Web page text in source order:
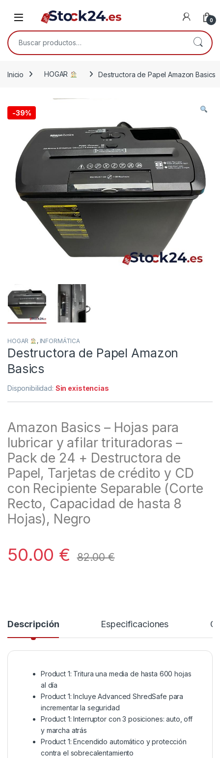
Open 0
Buscar por:
Inicio HOGAR Destructora de Papel Amazon Basics
-39%
HOGAR , INFORMÁTICA
Destructora de Papel Amazon
Basics
Disponibilidad: Sin existencias
Amazon Basics – Hojas para
lubricar y afilar trituradoras –
Pack de 24 + Destructora de
Papel, Tarjetas de crédito y CD
con Recipiente Separable (Corte
Recto, Capacidad de hasta 8
Hojas), Negro
50.00 € 82.00€
Descripción Especificaciones
Product 1: Tritura una media de hasta 600 hojas
al día
Product 1: Incluye Advanced ShredSafe para
incrementar la seguridad
Product 1: Interruptor con 3 posiciones: auto, off
y marcha atrás
Product 1: Encendido automático y protección
contra el sobrecalentamiento